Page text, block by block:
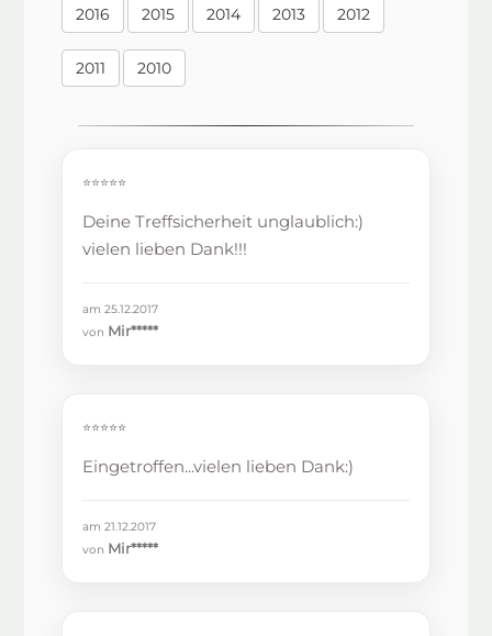
2016 2015 2014 2013 2012
2011 2010
⭐⭐⭐⭐⭐
Deine Treffsicherheit unglaublich:)
vielen lieben Dank!!!
am 25.12.2017
von Mir*****
⭐⭐⭐⭐⭐
Eingetroffen...vielen lieben Dank:)
am 21.12.2017
von Mir*****